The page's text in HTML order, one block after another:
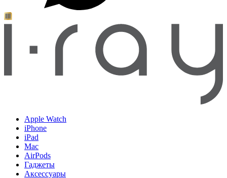
Apple Watch
iPhone
iPad
Mac
AirPods
Гаджеты
Аксессуары